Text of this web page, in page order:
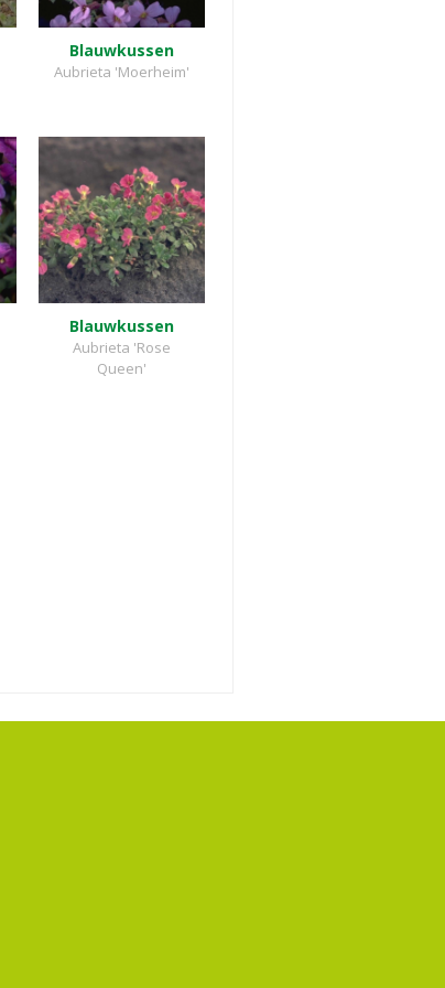
Blauwkussen
Aubrieta 'Moerheim'
Blauwkussen
Aubrieta 'Rose
Queen'